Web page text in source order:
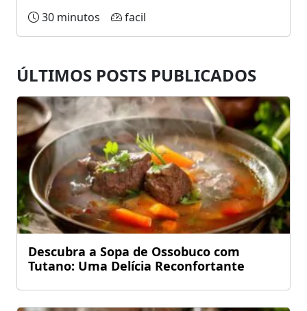
30 minutos facil
ÚLTIMOS POSTS PUBLICADOS
Descubra a Sopa de Ossobuco com
Tutano: Uma Delícia Reconfortante